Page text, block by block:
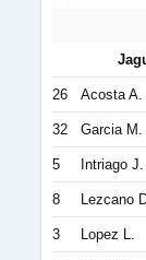
26 Acosta A.
32 Garcia M.
5 Intriago J.
8 Lezcano
3 Lopez L.